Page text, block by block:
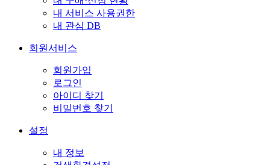
내 서비스 사용권한
내 관심 DB
회원서비스
회원가입
로그인
아이디 찾기
비밀번호 찾기
설정
내 정보